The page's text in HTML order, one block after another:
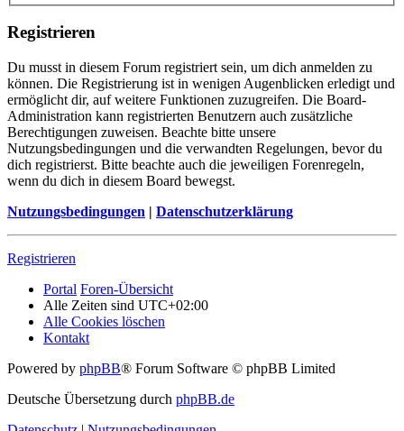
Registrieren
Du musst in diesem Forum registriert sein, um dich anmelden zu
können. Die Registrierung ist in wenigen Augenblicken erledigt und
ermöglicht dir, auf weitere Funktionen zuzugreifen. Die Board-
Administration kann registrierten Benutzern auch zusätzliche
Berechtigungen zuweisen. Beachte bitte unsere
Nutzungsbedingungen und die verwandten Regelungen, bevor du
dich registrierst. Bitte beachte auch die jeweiligen Forenregeln,
wenn du dich in diesem Board bewegst.
Nutzungsbedingungen | Datenschutzerklärung
Registrieren
Portal Foren-Übersicht
Alle Zeiten sind UTC+02:00
Alle Cookies löschen
Kontakt
Powered by phpBB® Forum Software © phpBB Limited
Deutsche Übersetzung durch phpBB.de